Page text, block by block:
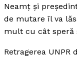
Neamţ şi
de mutare îl va
mult cu cât speră
Retragerea